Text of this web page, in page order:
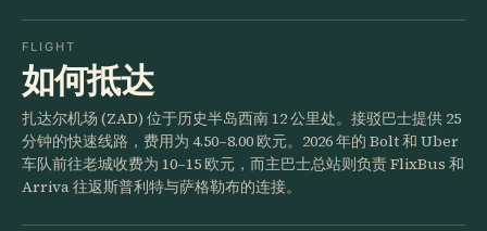
FLIGHT
如何抵达
扎达尔机场 (ZAD) 位于历史半岛西南 12 公里处。接驳巴士提供 25
分钟的快速线路，费用为 4.50–8.00 欧元。2026 年的 Bolt 和 Uber
车队前往老城收费为 10–15 欧元，而主巴士总站则负责 FlixBus 和
Arriva 往返斯普利特与萨格勒布的连接。